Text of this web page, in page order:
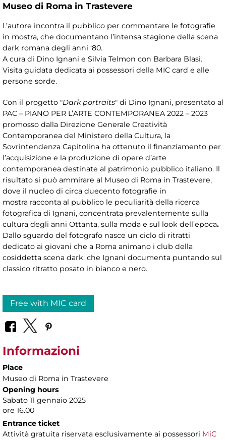
Museo di Roma in Trastevere
L’autore incontra il pubblico per commentare le fotografie
in mostra, che documentano l’intensa stagione della scena
dark romana degli anni ‘80.
A cura di Dino Ignani e Silvia Telmon con Barbara Blasi.
Visita guidata dedicata ai possessori della MIC card e alle
persone sorde.
Con il progetto "Dark portraits" di Dino Ignani, presentato al
PAC – PIANO PER L’ARTE CONTEMPORANEA 2022 – 2023
promosso dalla Direzione Generale Creatività
Contemporanea del Ministero della Cultura, la
Sovrintendenza Capitolina ha ottenuto il finanziamento per
l’acquisizione e la produzione di opere d’arte
contemporanea destinate al patrimonio pubblico italiano. Il
risultato si può ammirare al Museo di Roma in Trastevere,
dove il nucleo di circa duecento fotografie in
mostra racconta al pubblico le peculiarità della ricerca
fotografica di Ignani, concentrata prevalentemente sulla
cultura degli anni Ottanta, sulla moda e sul look dell’epoca.
Dallo sguardo del fotografo nasce un ciclo di ritratti
dedicato ai giovani che a Roma animano i club della
cosiddetta scena dark, che Ignani documenta puntando sul
classico ritratto posato in bianco e nero.
Free with MIC card
Informazioni
Place
Museo di Roma in Trastevere
Opening hours
Sabato 11 gennaio 2025
ore 16.00
Entrance ticket
Attività gratuita riservata esclusivamente ai possessori MiC